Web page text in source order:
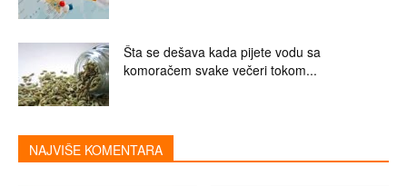
Šta se dešava kada pijete vodu sa
komoračem svake večeri tokom...
NAJVIŠE KOMENTARA